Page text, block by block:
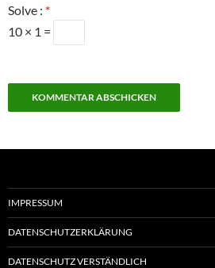
Solve : *
10 × 1 =
IMPRESSUM
DATENSCHUTZERKLÄRUNG
DATENSCHUTZ VERSTÄNDLICH